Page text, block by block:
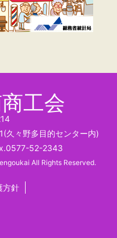
工会
久々野多目的センター内)
52-2343
All Rights Reserved.
方針